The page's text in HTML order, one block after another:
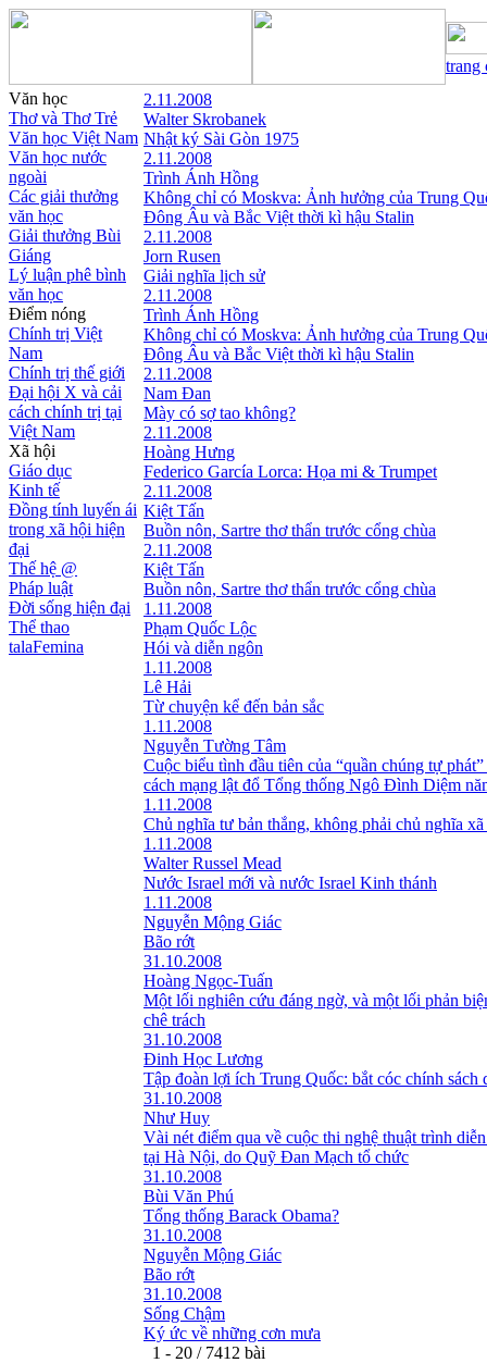
trang
Văn học
Thơ và Thơ Trẻ
Văn học Việt Nam
Văn học nước
ngoài
Các giải thưởng
văn học
Giải thưởng Bùi
Giáng
Lý luận phê bình
văn học
Điểm nóng
Chính trị Việt
Nam
Chính trị thế giới
Đại hội X và cải
cách chính trị tại
Việt Nam
Xã hội
Giáo dục
Kinh tế
Đồng tính luyến ái
trong xã hội hiện
đại
Thế hệ @
Pháp luật
Đời sống hiện đại
Thể thao
talaFemina
2.11.2008
Walter Skrobanek
Nhật ký Sài Gòn 1975
2.11.2008
Trình Ánh Hồng
Không chỉ có Moskva: Ảnh hưởng của Trung
Đông Âu và Bắc Việt thời kì hậu Stalin
2.11.2008
Jorn Rusen
Giải nghĩa lịch sử
2.11.2008
Trình Ánh Hồng
Không chỉ có Moskva: Ảnh hưởng của Trung
Đông Âu và Bắc Việt thời kì hậu Stalin
2.11.2008
Nam Đan
Mày có sợ tao không?
2.11.2008
Hoàng Hưng
Federico García Lorca: Họa mi & Trumpet
2.11.2008
Kiệt Tấn
Buồn nôn, Sartre thơ thẩn trước cổng chùa
2.11.2008
Kiệt Tấn
Buồn nôn, Sartre thơ thẩn trước cổng chùa
1.11.2008
Phạm Quốc Lộc
Hói và diễn ngôn
1.11.2008
Lê Hải
Từ chuyện kể đến bản sắc
1.11.2008
Nguyễn Tường Tâm
Cuộc biểu tình đầu tiên của “quần chúng tự
cách mạng lật đổ Tổng thống Ngô Đình Diệm
1.11.2008
Chủ nghĩa tư bản thắng, không phải chủ nghĩa
1.11.2008
Walter Russel Mead
Nước Israel mới và nước Israel Kinh thánh
1.11.2008
Nguyễn Mộng Giác
Bão rớt
31.10.2008
Hoàng Ngọc-Tuấn
Một lối nghiên cứu đáng ngờ, và một lối phản
chê trách
31.10.2008
Đinh Học Lương
Tập đoàn lợi ích Trung Quốc: bắt cóc chính sách
31.10.2008
Như Huy
Vài nét điểm qua về cuộc thi nghệ thuật trình
tại Hà Nội, do Quỹ Đan Mạch tổ chức
31.10.2008
Bùi Văn Phú
Tổng thống Barack Obama?
31.10.2008
Nguyễn Mộng Giác
Bão rớt
31.10.2008
Sống Chậm
Ký ức về những cơn mưa
1 - 20 / 7412 bài